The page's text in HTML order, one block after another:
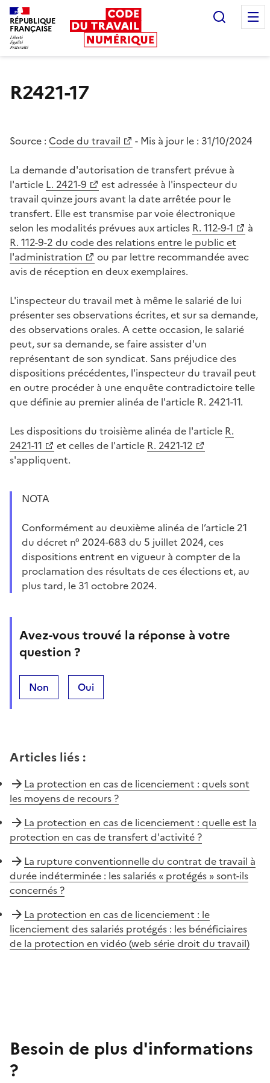
RÉPUBLIQUE
FRANÇAISE
R2421-17
Source : Code du travail - Mis à jour le : 31/10/2024
La demande d'autorisation de transfert prévue à
l'article L. 2421-9
est adressée à l'inspecteur du
travail quinze jours avant la date arrêtée pour le
transfert. Elle est transmise par voie électronique
selon les modalités prévues aux articles R. 112-9-1
à
R. 112-9-2 du code des relations entre le public et
l'administration
ou par lettre recommandée avec
avis de réception en deux exemplaires.
L'inspecteur du travail met à même le salarié de lui
présenter ses observations écrites, et sur sa demande,
des observations orales. A cette occasion, le salarié
peut, sur sa demande, se faire assister d'un
représentant de son syndicat. Sans préjudice des
dispositions précédentes, l'inspecteur du travail peut
en outre procéder à une enquête contradictoire telle
que définie au premier alinéa de l'article R. 2421-11.
Les dispositions du troisième alinéa de l'article R.
2421-11
et celles de l'article R. 2421-12
s'appliquent.
NOTA
Conformément au deuxième alinéa de l’article 21
du décret n° 2024-683 du 5 juillet 2024, ces
dispositions entrent en vigueur à compter de la
proclamation des résultats de ces élections et, au
plus tard, le 31 octobre 2024.
Avez-vous trouvé la réponse à votre
question ?
Non Oui
Articles liés :
La protection en cas de licenciement : quels sont
les moyens de recours ?
La protection en cas de licenciement : quelle est la
protection en cas de transfert d'activité ?
La rupture conventionnelle du contrat de travail à
durée indéterminée : les salariés « protégés » sont-ils
concernés ?
La protection en cas de licenciement : le
licenciement des salariés protégés : les bénéficiaires
de la protection en vidéo (web série droit du travail)
Besoin de plus d'informations
?